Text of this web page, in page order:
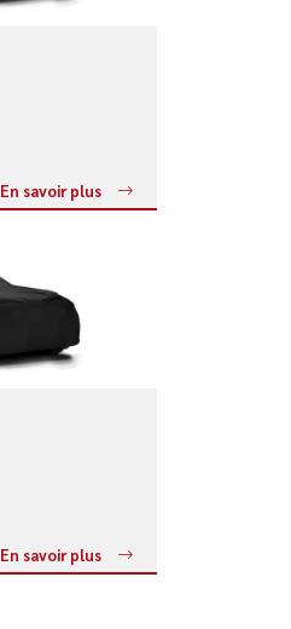
En savoir plus
En savoir plus